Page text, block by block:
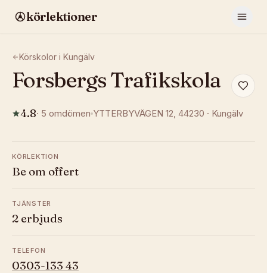
körlektioner
Körskolor i Kungälv
Forsbergs Trafikskola
4.8· 5 omdömen YTTERBYVÄGEN 12, 44230 · Kungälv
KÖRLEKTION
Be om offert
TJÄNSTER
2 erbjuds
TELEFON
0303-133 43